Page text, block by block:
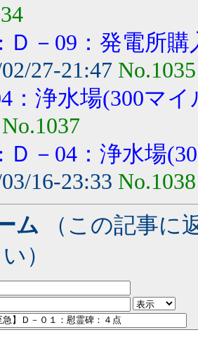
Ｄ－09：発電所購
27-21:47 No.1035
：浄水場(300マ
No.1037
Ｄ－04：浄水場
16-23:33 No.1038
ム （この記事に
）